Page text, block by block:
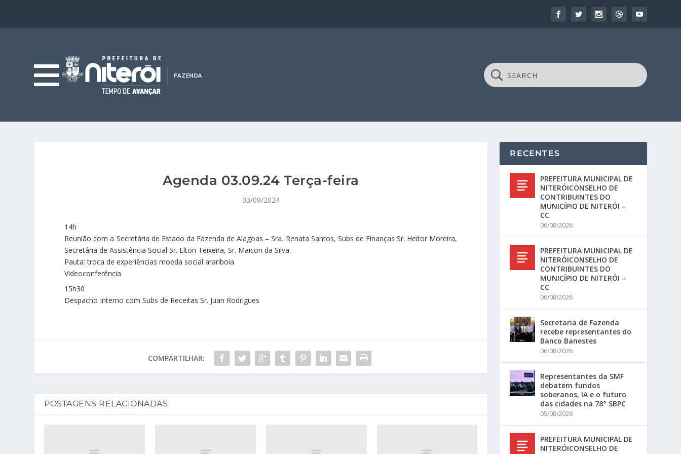
Agenda 03.09.24 Terça-feira
03/09/2024
14h
Reunião com a Secretária de Estado da Fazenda de Alagoas – Sra. Renata Santos, Subs de Finanças Sr. Heitor Moreira,
Secretária de Assistência Social Sr. Elton Teixeira, Sr. Maicon da Silva.
Pauta: troca de experiências moeda social arariboia
Videoconferência
15h30
Despacho Interno com Subs de Receitas Sr. Juan Rodrigues
COMPARTILHAR:
POSTAGENS RELACIONADAS
RECENTES
PREFEITURA MUNICIPAL DE
NITERÓICONSELHO DE
CONTRIBUINTES DO
MUNICÍPIO DE NITERÓI –
CC
06/08/2026
PREFEITURA MUNICIPAL DE
NITERÓICONSELHO DE
CONTRIBUINTES DO
MUNICÍPIO DE NITERÓI –
CC
06/08/2026
Secretaria de Fazenda
recebe representantes do
Banco Banestes
06/08/2026
Representantes da SMF
debatem fundos
soberanos, IA e o futuro
das cidades na 78° SBPC
05/08/2026
PREFEITURA MUNICIPAL DE
NITERÓICONSELHO DE